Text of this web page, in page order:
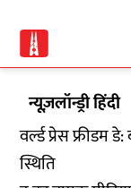
न्यूज़लॉन्ड्री हिंदी
वर्ल्ड प्रेस फ्रीडम
स्थिति